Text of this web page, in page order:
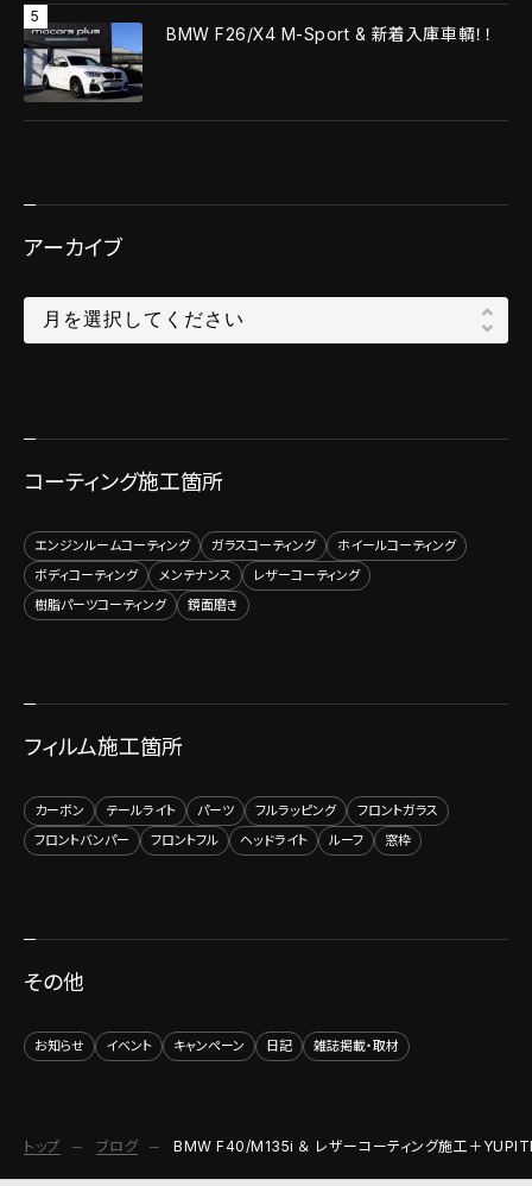
BMW F26/X4 M-Sport & 新着入庫車輌！！
アーカイブ
コーティング施工箇所
エンジンルームコーティング ガラスコーティング
ホイールコーティング
ボディコーティング
メンテナンス
レザーコーティング
樹脂パーツコーティング
鏡面磨き
フィルム施工箇所
カーボン テールライト パーツ フルラッピング
フロントガラス
フロントバンパー
フロントフル ヘッドライト ルーフ 窓枠
その他
お知らせ イベント キャンペーン 日記 雑誌掲載・取材
トップ ブログ BMW F40/M135i ＆ レザーコーティング施工＋